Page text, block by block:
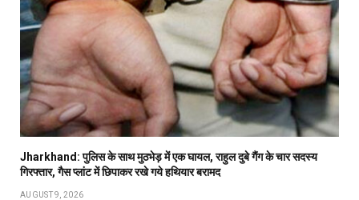
Jharkhand: पुलिस के साथ मुठभेड़ में एक घायल, राहुल दुबे गैंग के चार सदस्य
गिरफ्तार, गैस प्लांट में छिपाकर रखे गये हथियार बरामद
AUGUST 9, 2026